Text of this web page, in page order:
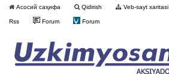
Асосий саҳифа Qidirish Veb-sayt xaritasi
Rss Forum Forum